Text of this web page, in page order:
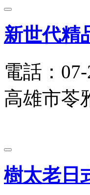
新世代精
電話：
高雄市苓
樹太老日